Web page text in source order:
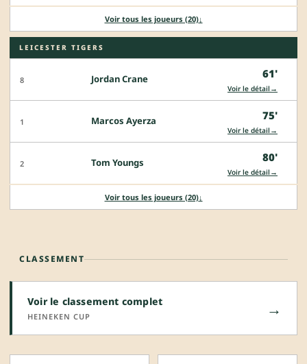
Voir tous les joueurs (20)↓
LEICESTER TIGERS
8 Jordan Crane 61'
Voir le détail →
1 Marcos Ayerza 75'
Voir le détail →
2 Tom Youngs 80'
Voir le détail →
Voir tous les joueurs (20)↓
CLASSEMENT
Voir le classement complet
HEINEKEN CUP →